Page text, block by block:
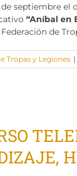
septiembre el
“Aníbal en
de
Tropas y Legiones |